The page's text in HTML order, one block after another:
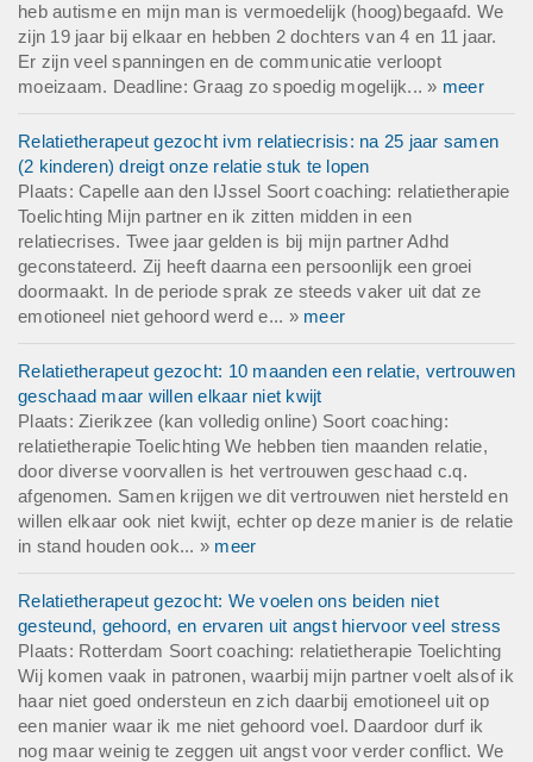
heb autisme en mijn man is vermoedelijk (hoog)begaafd. We
zijn 19 jaar bij elkaar en hebben 2 dochters van 4 en 11 jaar.
Er zijn veel spanningen en de communicatie verloopt
moeizaam. Deadline: Graag zo spoedig mogelijk... » meer
Relatietherapeut gezocht ivm relatiecrisis: na 25 jaar samen
(2 kinderen) dreigt onze relatie stuk te lopen
Plaats: Capelle aan den IJssel Soort coaching: relatietherapie
Toelichting Mijn partner en ik zitten midden in een
relatiecrises. Twee jaar gelden is bij mijn partner Adhd
geconstateerd. Zij heeft daarna een persoonlijk een groei
doormaakt. In de periode sprak ze steeds vaker uit dat ze
emotioneel niet gehoord werd e... » meer
Relatietherapeut gezocht: 10 maanden een relatie, vertrouwen
geschaad maar willen elkaar niet kwijt
Plaats: Zierikzee (kan volledig online) Soort coaching:
relatietherapie Toelichting We hebben tien maanden relatie,
door diverse voorvallen is het vertrouwen geschaad c.q.
afgenomen. Samen krijgen we dit vertrouwen niet hersteld en
willen elkaar ook niet kwijt, echter op deze manier is de relatie
in stand houden ook... » meer
Relatietherapeut gezocht: We voelen ons beiden niet
gesteund, gehoord, en ervaren uit angst hiervoor veel stress
Plaats: Rotterdam Soort coaching: relatietherapie Toelichting
Wij komen vaak in patronen, waarbij mijn partner voelt alsof ik
haar niet goed ondersteun en zich daarbij emotioneel uit op
een manier waar ik me niet gehoord voel. Daardoor durf ik
nog maar weinig te zeggen uit angst voor verder conflict. We